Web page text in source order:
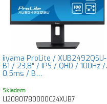
iiyama ProLite / XUB2492QSU-
B1 / 23,8" / IPS / QHD / 100Hz /
0,5ms / B…
Skladem
LI20801780000C24XUB7